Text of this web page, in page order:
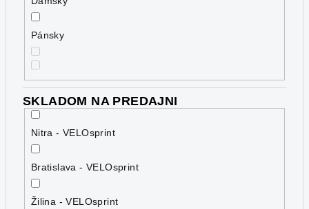
Pánsky
SKLADOM NA PREDAJNI
Nitra - VELOsprint
Bratislava - VELOsprint
Žilina - VELOsprint